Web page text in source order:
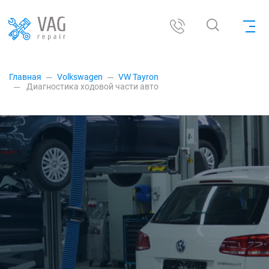
Главная Volkswagen
VW Tayron
Диагностика ходовой части авто